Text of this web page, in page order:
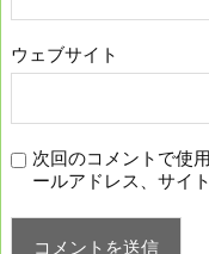
ウェブサイト
次回のコメントで使
ールアドレス、サイ